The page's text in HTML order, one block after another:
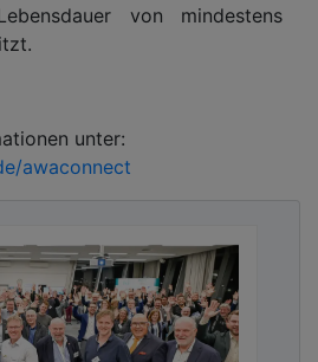
von mindestens
unter:
awaconnect